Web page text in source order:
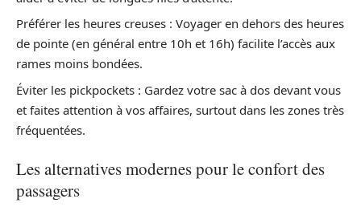
Préférer les heures creuses : Voyager en dehors des heures
de pointe (en général entre 10h et 16h) facilite l’accès aux
rames moins bondées.
Éviter les pickpockets : Gardez votre sac à dos devant vous
et faites attention à vos affaires, surtout dans les zones très
fréquentées.
Les alternatives modernes pour le confort des
passagers